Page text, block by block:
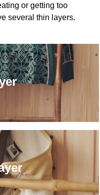
or getting too
several thin layers.